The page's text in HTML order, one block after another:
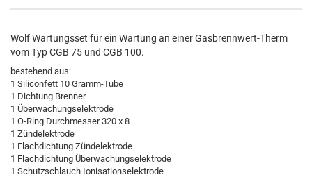
Wolf Wartungsset für ein Wartung an einer Gasbrennwert-Therm
vom Typ CGB 75 und CGB 100.
bestehend aus:
1 Siliconfett 10 Gramm-Tube
1 Dichtung Brenner
1 Überwachungselektrode
1 O-Ring Durchmesser 320 x 8
1 Zündelektrode
1 Flachdichtung Zündelektrode
1 Flachdichtung Überwachungselektrode
1 Schutzschlauch Ionisationselektrode